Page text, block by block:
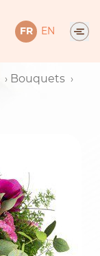
FR EN
Bouquets